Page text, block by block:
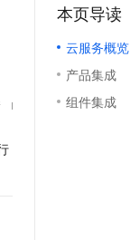
本页导读
云服务概览
产品集成
组件集成